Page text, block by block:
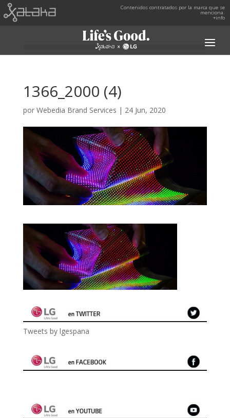
Contenidos contratados por la marca que se
menciona.
+info
1366_2000 (4)
por Webedia Brand Services | 24 Jun, 2020
Tweets by lgespana